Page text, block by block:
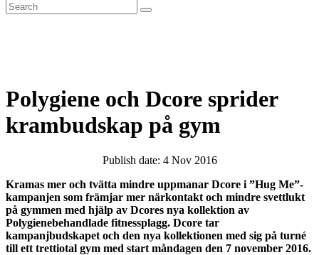
Polygiene och Dcore sprider
krambudskap på gym
Publish date: 4 Nov 2016
Kramas mer och tvätta mindre uppmanar Dcore i ”Hug Me”-
kampanjen som främjar mer närkontakt och mindre svettlukt
på gymmen med hjälp av Dcores nya kollektion av
Polygienebehandlade fitnessplagg. Dcore tar
kampanjbudskapet och den nya kollektionen med sig på turné
till ett trettiotal gym med start måndagen den 7 november 2016.